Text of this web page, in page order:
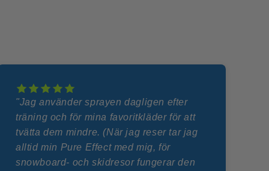
"Jag använder sprayen dagligen efter
träning och för mina favoritkläder för att
tvätta dem mindre. (När jag reser tar jag
alltid min Pure Effect med mig, för
snowboard- och skidresor fungerar den